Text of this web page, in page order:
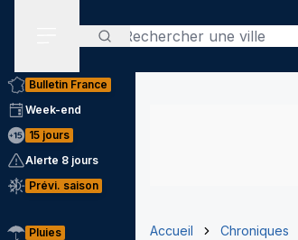
Rechercher
Bulletin France
Week-end
15 jours
Alerte 8 jours
Prévi. saison
Pluies
Accueil Chroniques